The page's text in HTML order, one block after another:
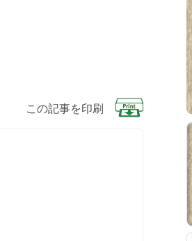
この記事を印刷